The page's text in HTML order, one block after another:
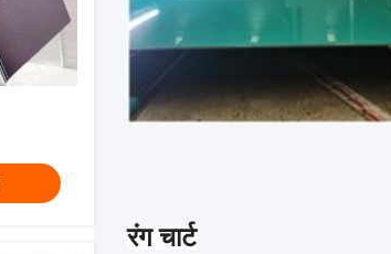
रंग चार्ट